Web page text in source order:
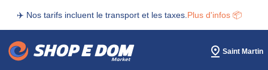
✈️ Nos tarifs incluent le transport et les taxes. Plus d'infos 📦
Saint Martin